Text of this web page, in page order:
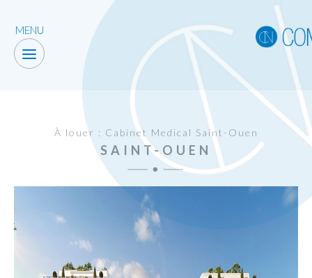
MENU
À louer : Cabinet Medical Saint-Ouen
SAINT-OUEN